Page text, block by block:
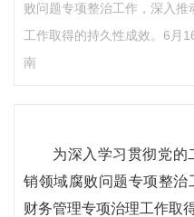
败问题专项整治工作，深入
工作取得的持久性成效。6月
南
为深入学习贯彻党的
销领域腐败问题专项整治
财务管理专项治理工作取